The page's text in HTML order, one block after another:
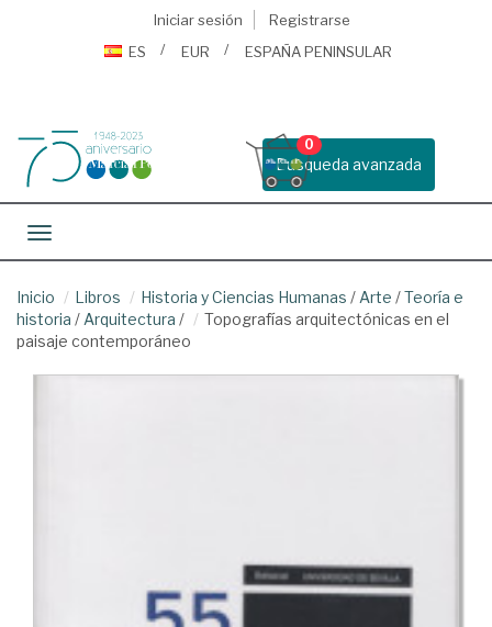
Iniciar sesión
Registrarse
ES
EUR ESPAÑA PENINSULAR
Busqueda avanzada
0
Toggle navigation
Inicio Libros Historia y Ciencias Humanas / Arte /Teoría e
historia / Arquitectura /
Topografías arquitectónicas en el
paisaje contemporáneo